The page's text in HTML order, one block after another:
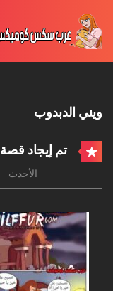
ويني الدبدوب
تم إيجاد
الأحدث